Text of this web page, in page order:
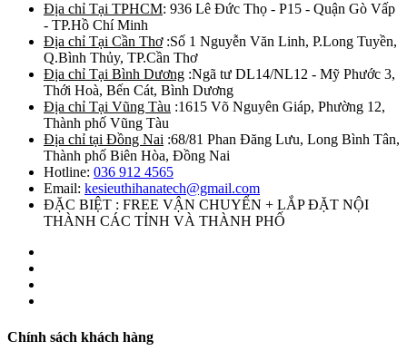
Địa chỉ Tại TPHCM: 936 Lê Đức Thọ - P15 - Quận Gò Vấp
- TP.Hồ Chí Minh
Địa chỉ Tại Cần Thơ:Số 1 Nguyễn Văn Linh, P.Long Tuyền,
Q.Bình Thủy, TP.Cần Thơ
Địa chỉ Tại Bình Dương :Ngã tư DL14/NL12 - Mỹ Phước 3,
Thới Hoà, Bến Cát, Bình Dương
Địa chỉ Tại Vũng Tàu :1615 Võ Nguyên Giáp, Phường 12,
Thành phố Vũng Tàu
Địa chỉ tại Đồng Nai :68/81 Phan Đăng Lưu, Long Bình Tân,
Thành phố Biên Hòa, Đồng Nai
Hotline: 036 912 4565
Email: kesieuthihanatech@gmail.com
ĐẶC BIỆT : FREE VẬN CHUYỂN + LẮP ĐẶT NỘI
THÀNH CÁC TỈNH VÀ THÀNH PHỐ
Chính sách khách hàng